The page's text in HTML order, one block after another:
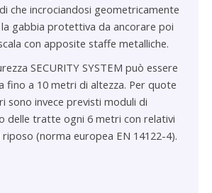
che incrociandosi geometricamente
gabbia protettiva da ancorare poi
con apposite staffe metalliche.
SECURITY SYSTEM può essere
fino a 10 metri di altezza. Per quote
sono invece previsti moduli di
delle tratte ogni 6 metri con relativi
(norma europea EN 14122-4).